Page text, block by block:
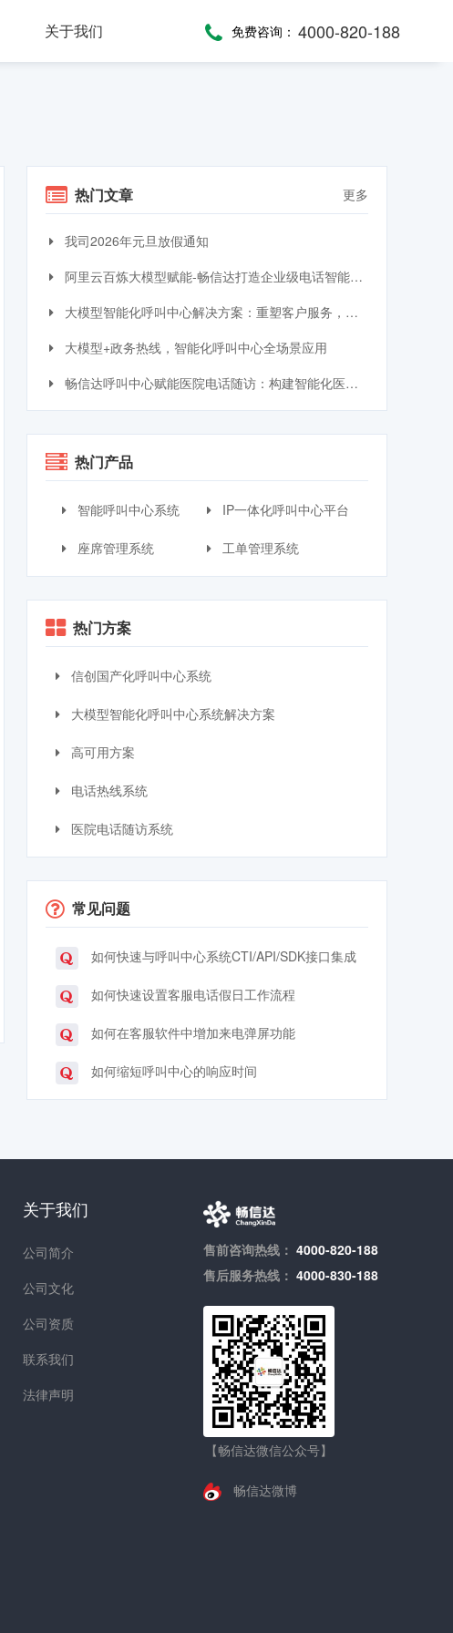
关于我们 免费咨询： 4000-820-188
热门文章 更多
我司2026年元旦放假通知
阿里云百炼大模型赋能-畅信达打造企业级电话智能体与智能呼叫中心完整方案
大模型智能化呼叫中心解决方案：重塑客户服务，引领交互革命
大模型+政务热线，智能化呼叫中心全场景应用
畅信达呼叫中心赋能医院电话随访：构建智能化医患服务
热门产品
智能呼叫中心系统 IP一体化呼叫中心平台
座席管理系统 工单管理系统
热门方案
信创国产化呼叫中心系统
大模型智能化呼叫中心系统解决方案
高可用方案
电话热线系统
医院电话随访系统
常见问题
如何快速与呼叫中心系统CTI/API/SDK接口集成
如何快速设置客服电话假日工作流程
如何在客服软件中增加来电弹屏功能
如何缩短呼叫中心的响应时间
关于我们
公司简介
公司文化
公司资质
联系我们
法律声明
售前咨询热线： 4000-820-188
售后服务热线： 4000-830-188
【畅信达微信公众号】
畅信达微博